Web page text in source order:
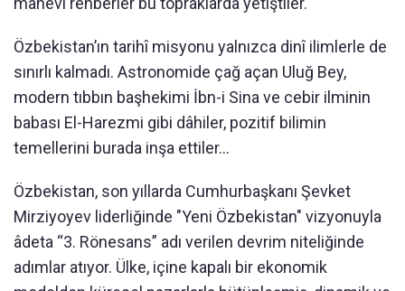
Özbekistan’ın tarihî misyonu yalnızca dinî ilimlerle de
sınırlı kalmadı. Astronomide çağ açan Uluğ Bey,
modern tıbbın başhekimi İbn-i Sina ve cebir ilminin
babası El-Harezmi gibi dâhiler, pozitif bilimin
temellerini burada inşa ettiler...
Özbekistan, son yıllarda Cumhurbaşkanı Şevket
Mirziyoyev liderliğinde "Yeni Özbekistan" vizyonuyla
âdeta “3. Rönesans” adı verilen devrim niteliğinde
adımlar atıyor. Ülke, içine kapalı bir ekonomik